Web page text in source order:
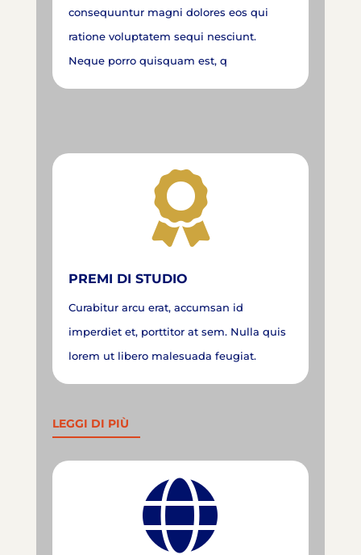
consequuntur magni dolores eos qui
ratione voluptatem sequi nesciunt.
Neque porro quisquam est, q

PREMI DI STUDIO
Curabitur arcu erat, accumsan id
imperdiet et, porttitor at sem. Nulla quis
lorem ut libero malesuada feugiat.
LEGGI DI PIÙ
